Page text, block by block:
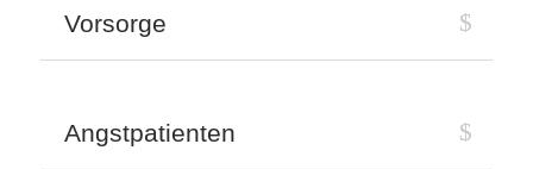
Vorsorge
Angstpatienten